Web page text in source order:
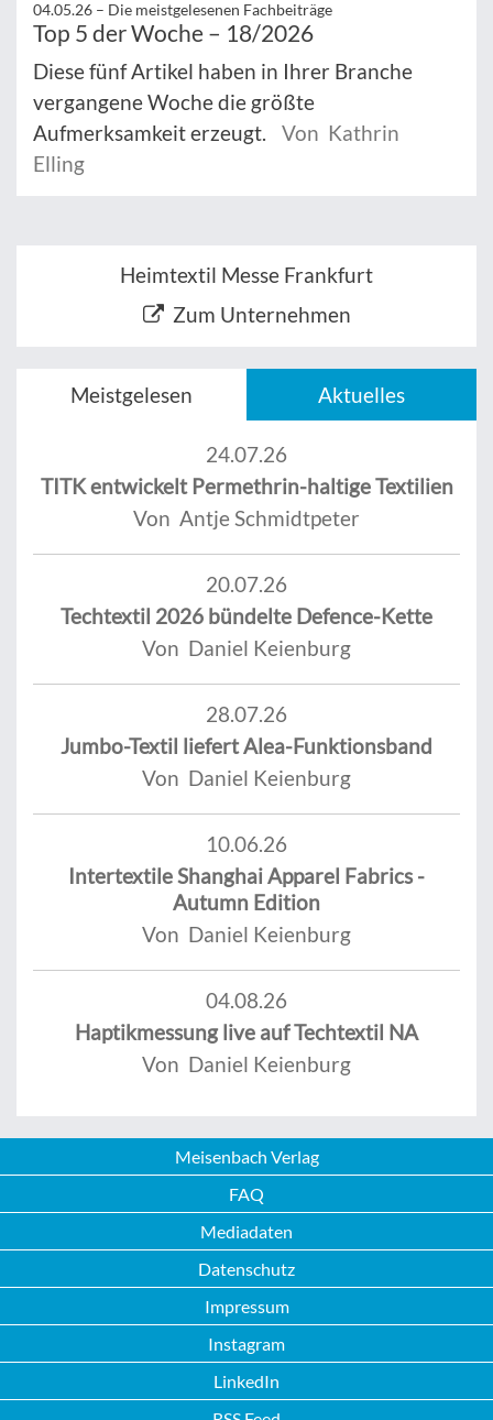
04.05.26 – Die meistgelesenen Fachbeiträge
Top 5 der Woche – 18/2026
Diese fünf Artikel haben in Ihrer Branche
vergangene Woche die größte
Aufmerksamkeit erzeugt.
Von Kathrin
Elling
Heimtextil Messe Frankfurt
Zum Unternehmen
Meistgelesen Aktuelles
24.07.26
TITK entwickelt Permethrin-haltige Textilien
Von Antje Schmidtpeter
20.07.26
Techtextil 2026 bündelte Defence-Kette
Von Daniel Keienburg
28.07.26
Jumbo-Textil liefert Alea-Funktionsband
Von Daniel Keienburg
10.06.26
Intertextile Shanghai Apparel Fabrics -
Autumn Edition
Von Daniel Keienburg
04.08.26
Haptikmessung live auf Techtextil NA
Von Daniel Keienburg
Meisenbach Verlag
FAQ
Mediadaten
Datenschutz
Impressum
Instagram
LinkedIn